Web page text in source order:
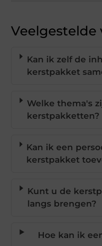
Veelgestelde
Kan ik zelf de
kerstpakket
Welke thema's
kerstpakketten?
Kan ik een
kerstpakket
Kunt u de
langs brengen?
Hoe kan ik